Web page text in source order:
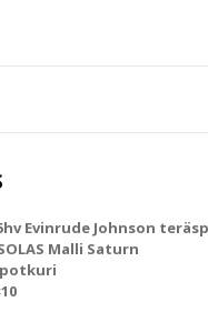
Evinrude Johnson
Malli Saturn